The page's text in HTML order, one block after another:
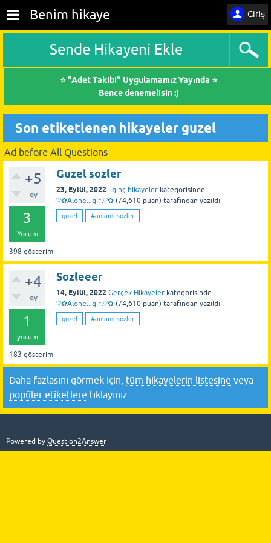
Giriş
Benim hikaye
Sende Hikayeni Ekle
⭐ "Adet Takibi" Uygulamamız Yayında ⭐
Bence denemelisin :)
Son etiketlenen hikayeler guzel
Ad before All Questions
+5
oy
3
Yorum
398 gösterim
Guzel sozler
23, Eylül, 2022 ilginç hikayeler kategorisinde
♡✿Alone...girl♡✿ (74,610 puan) tarafından yazıldı
guzel #anlamlısozler
+4
oy
1
yorum
183 gösterim
Sozleeer
14, Eylül, 2022 Gerçek Hikayeler kategorisinde
♡✿Alone...girl♡✿ (74,610 puan) tarafından yazıldı
guzel #anlamlısozler
Daha fazlasını görmek için, tüm hikayelerin listesine veya
popüler etiketlere tıklayınız.
Powered by Question2Answer